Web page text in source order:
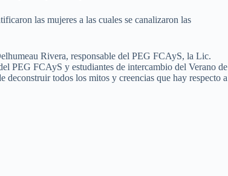
las mujeres a las cuales se canalizaron las
Rivera, responsable del PEG FCAyS, la Lic.
PEG FCAyS y estudiantes de intercambio del Verano de
todos los mitos y creencias que hay respecto a